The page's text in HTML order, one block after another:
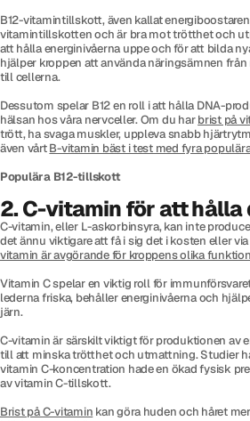
B12-vitamintillskott, även kallat
vitamintillskotten och är bra mot trötthet och
att hålla energinivåerna uppe och för att bilda
hjälper kroppen att använda näringsämnen
till cellerna.
Dessutom spelar B12 en roll i att hålla DNA-
hälsan hos våra nervceller. Om du harbrist på
trött, ha svaga muskler, uppleva snabb
även vårtB-vitamin bäst i test med fyra
Populära B12-tillskott
2. C-vitamin för att
C-vitamin, eller L-askorbinsyra, kan inte
det ännu viktigare att få i sig det i kosten eller
vitamin är avgörande för kroppens olika
Vitamin C spelar en viktig roll för
lederna friska, behåller energinivåerna och
järn.
C-vitamin är särskilt viktigt för produktionen av
till att minska trötthet och utmattning. Studier
vitamin C-koncentration hade en ökad fysisk
av vitamin C-tillskott.
Brist på C-vitamin kan göra huden och håret